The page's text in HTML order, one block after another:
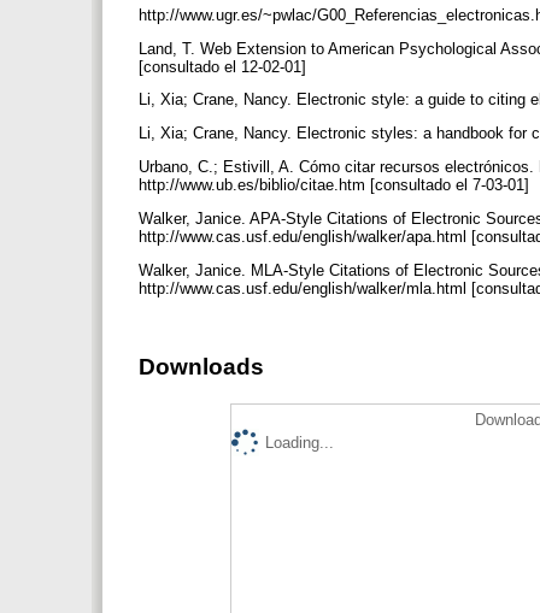
http://www.ugr.es/~pwlac/
Land, T. Web Extension to American Psychological
[consultado el 12-02-01]
Li, Xia; Crane, Nancy. Electronic style: a guide to citing
Li, Xia; Crane, Nancy. Electronic styles: a handbook
Urbano, C.; Estivill, A. Cómo citar recursos
http://www.ub.es/biblio/citae.htm [consultado el 7-03-01]
Walker, Janice. APA-Style Citations of Electronic
http://www.cas.usf.edu/english/walker/apa.html
Walker, Janice. MLA-Style Citations of Electronic
http://www.cas.usf.edu/english/walker/mla.html
Downloads
Loading...